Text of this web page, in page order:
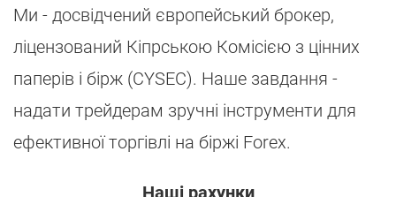
Ми - досвідчений європейський брокер,
ліцензований Кіпрською Комісією з цінних
паперів і бірж (CYSEC). Наше завдання -
надати трейдерам зручні інструменти для
ефективної торгівлі на біржі Forex.
Наші рахунки